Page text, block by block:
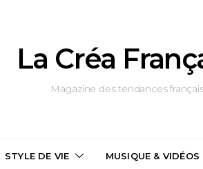
La Créa
Magazine des tendances
STYLE DE VIE MUSIQUE & VIDÉOS